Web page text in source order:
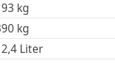
kg
kg
Liter